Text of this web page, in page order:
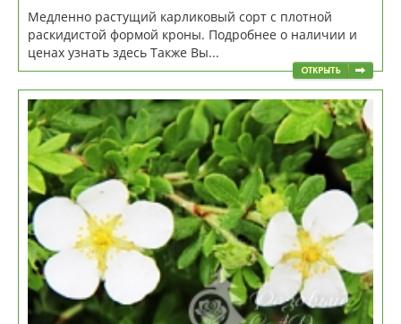
Медленно растущий карликовый сорт с плотной
раскидистой формой кроны. Подробнее о наличии и
ценах узнать здесь Также Вы...